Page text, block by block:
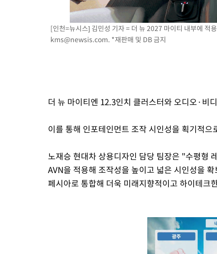
[인천=뉴시스] 김민성 기자 = 더 뉴 2027 마이티 내부에
kms@newsis.com. *재판매 및 DB 금지
더 뉴 마이티엔 12.3인치 클러스터와 오디오·비
이를 통해 인포테인먼트 조작 시인성을 획기적
노재승 현대차 상용디자인 담당 팀장은 "수평형
AVN을 적용해 조작성을 높이고 넓은 시인성을
페시아로 통합해 더욱 미래지향적이고 하이테크